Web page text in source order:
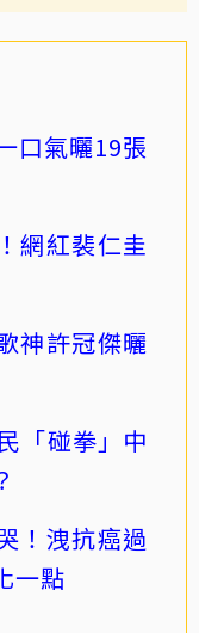
口氣曬19張
網紅裴仁圭
神許冠傑曬
「碰拳」中
！洩抗癌過
一點